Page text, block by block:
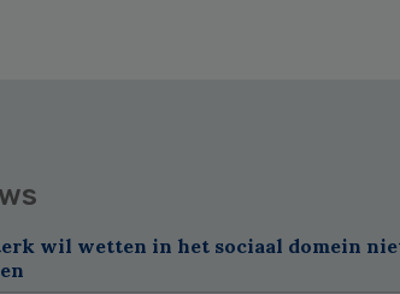
wil wetten in het sociaal domein